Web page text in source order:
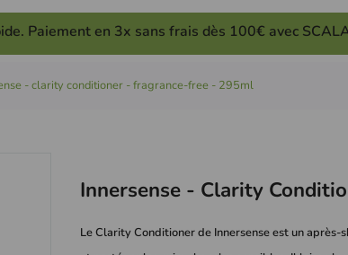
Paiement en 3x sans frais dès 100€ avec
- clarity conditioner - fragrance-free - 295ml
Innersense - Clarity
Le Clarity Conditioner de Innersense est un